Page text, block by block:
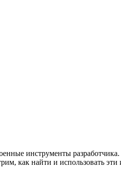
инструменты
как найти и использовать